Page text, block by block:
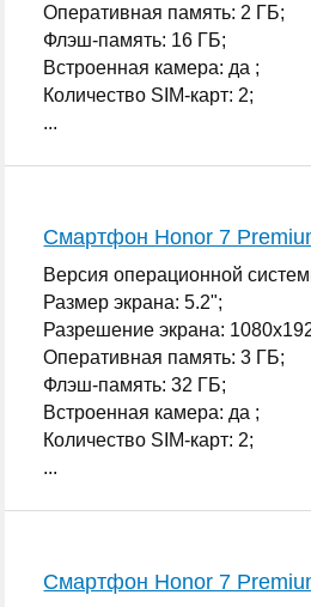
Оперативная память: 2 ГБ;
Флэш-память: 16 ГБ;
Встроенная камера: да ;
Количество SIM-карт: 2;
...
Смартфон Honor 7
Версия операционной
Размер экрана: 5.2";
Разрешение экрана:
Оперативная память: 3 ГБ;
Флэш-память: 32 ГБ;
Встроенная камера: да ;
Количество SIM-карт: 2;
...
Смартфон Honor 7